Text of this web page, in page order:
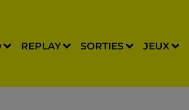
REPLAY SORTIES JEUX